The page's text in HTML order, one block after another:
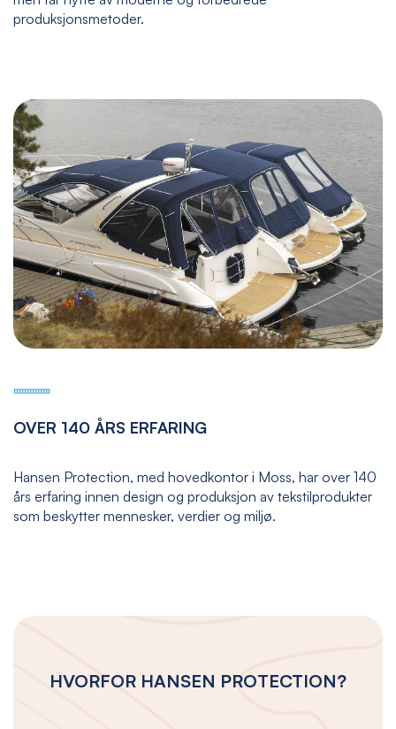
produksjonsmetoder.
OVER 140 ÅRS ERFARING
Hansen Protection, med hovedkontor i Moss, har over 140
års erfaring innen design og produksjon av tekstilprodukter
som beskytter mennesker, verdier og miljø.
HVORFOR HANSEN PROTECTION?